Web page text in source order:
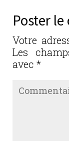
b
o
o
k
r
Poster
Votre
Les
avec *